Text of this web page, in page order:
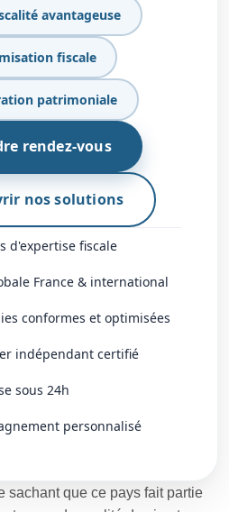
avantageuse
fiscale
patrimoniale
rendez-vous
nos solutions
d'expertise fiscale
France & international
conformes et optimisées
indépendant certifié
sous 24h
personnalisé
sachant que ce pays fait partie